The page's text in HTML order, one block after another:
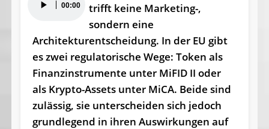
Player 00:00
trifft keine Marketing-,
sondern eine
Architekturentscheidung. In der EU gibt
es zwei regulatorische Wege: Token als
Finanzinstrumente unter MiFID II oder
als Krypto-Assets unter MiCA. Beide sind
zulässig, sie unterscheiden sich jedoch
grundlegend in ihren Auswirkungen auf